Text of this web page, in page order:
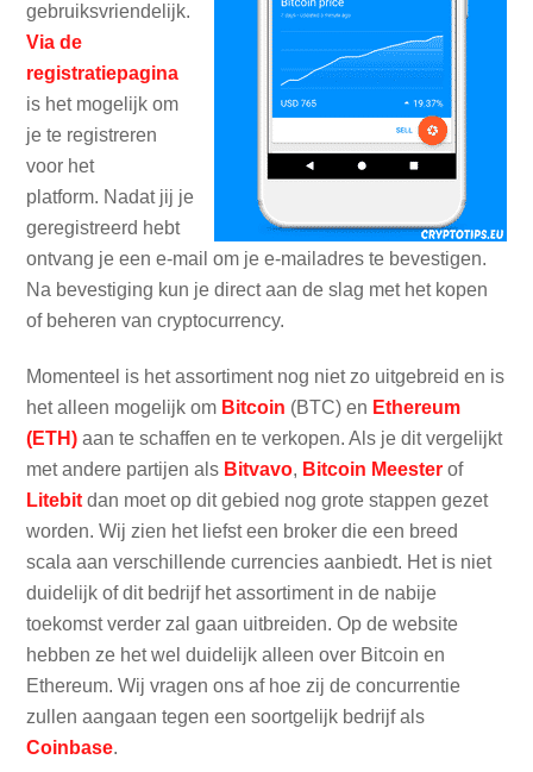
gebruiksvriendelijk.
Via de
registratiepagina
is het mogelijk om
je te registreren
voor het
platform. Nadat jij je
geregistreerd hebt
ontvang je een e-mail om je e-mailadres te bevestigen.
Na bevestiging kun je direct aan de slag met het kopen
of beheren van cryptocurrency.
Momenteel is het assortiment nog niet zo uitgebreid en is
het alleen mogelijk om Bitcoin (BTC) en Ethereum
(ETH) aan te schaffen en te verkopen. Als je dit vergelijkt
met andere partijen als Bitvavo, Bitcoin Meester of
Litebit dan moet op dit gebied nog grote stappen gezet
worden. Wij zien het liefst een broker die een breed
scala aan verschillende currencies aanbiedt. Het is niet
duidelijk of dit bedrijf het assortiment in de nabije
toekomst verder zal gaan uitbreiden. Op de website
hebben ze het wel duidelijk alleen over Bitcoin en
Ethereum. Wij vragen ons af hoe zij de concurrentie
zullen aangaan tegen een soortgelijk bedrijf als
Coinbase.